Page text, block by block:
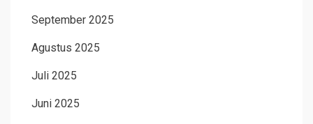
September 2025
Agustus 2025
Juli 2025
Juni 2025